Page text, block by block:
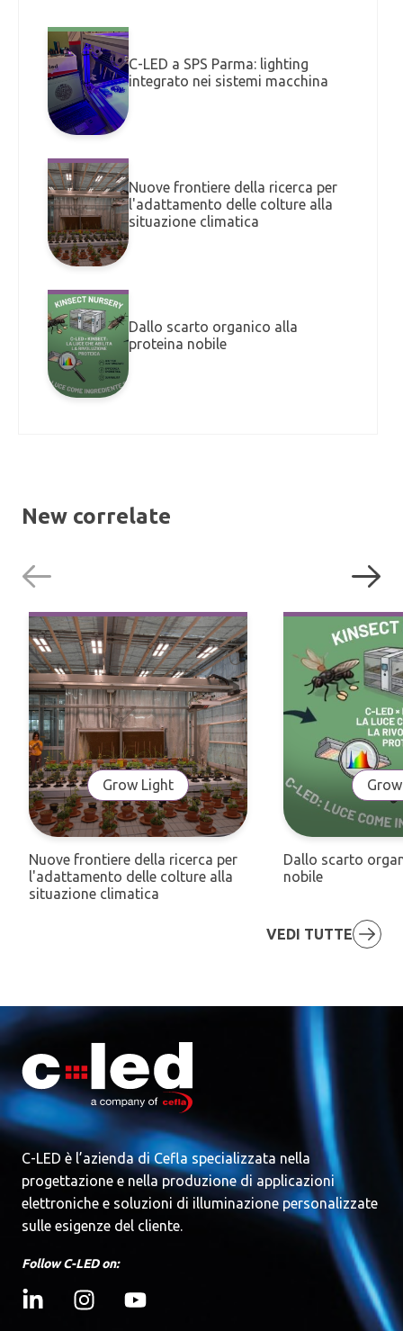
C-LED a SPS Parma: lighting
integrato nei sistemi macchina
Nuove frontiere della ricerca per
l'adattamento delle colture alla
situazione climatica
Dallo scarto organico alla
proteina nobile
New correlate
Grow Light
Nuove frontiere della ricerca per
l'adattamento delle colture alla
situazione climatica
Dallo scarto
nobile
VEDI TUTTE
C-LED è l’azienda di Cefla specializzata nella
progettazione e nella produzione di applicazioni
elettroniche e soluzioni di illuminazione personalizzate
sulle esigenze del cliente.
Follow C-LED on: